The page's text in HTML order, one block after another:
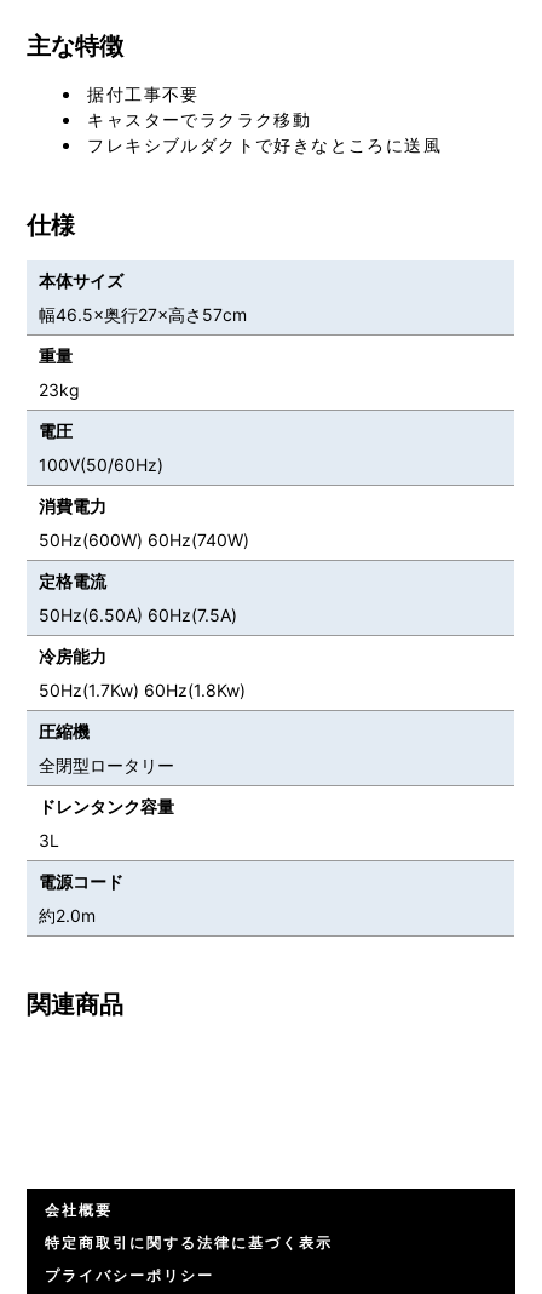
主な特徴
据付工事不要
キャスターでラクラク移動
フレキシブルダクトで好きなところに送風
仕様
本体サイズ
幅46.5×奥行27×高さ57cm
重量
23kg
電圧
100V(50/60Hz)
消費電力
50Hz(600W) 60Hz(740W)
定格電流
50Hz(6.50A) 60Hz(7.5A)
冷房能力
50Hz(1.7Kw) 60Hz(1.8Kw)
圧縮機
全閉型ロータリー
ドレンタンク容量
3L
電源コード
約2.0m
関連商品
会社概要
特定商取引に関する法律に基づく表示
プライバシーポリシー